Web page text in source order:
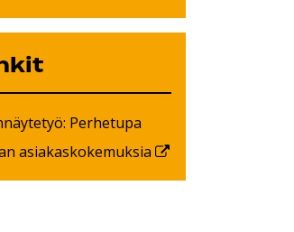
Perhetupa
asiakaskokemuksia